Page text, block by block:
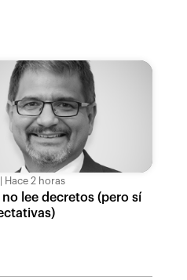
Hace 2 horas
no lee decretos (pero sí